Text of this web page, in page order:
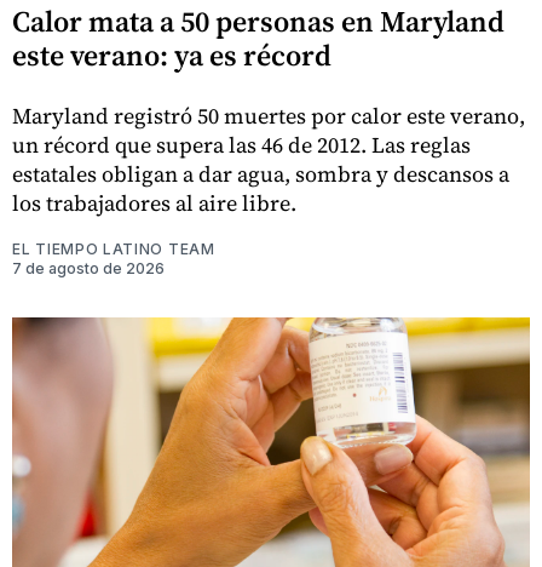
Calor mata a 50 personas en Maryland
este verano: ya es récord
Maryland registró 50 muertes por calor este verano,
un récord que supera las 46 de 2012. Las reglas
estatales obligan a dar agua, sombra y descansos a
los trabajadores al aire libre.
EL TIEMPO LATINO TEAM
7 de agosto de 2026